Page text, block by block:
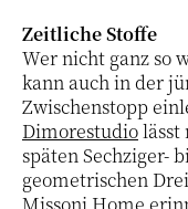
Zeitliche Stoffe
Wer nicht ganz so
kann auch in der
Zwischenstopp
Dimorestudio
späten Sechziger-
geometrischen